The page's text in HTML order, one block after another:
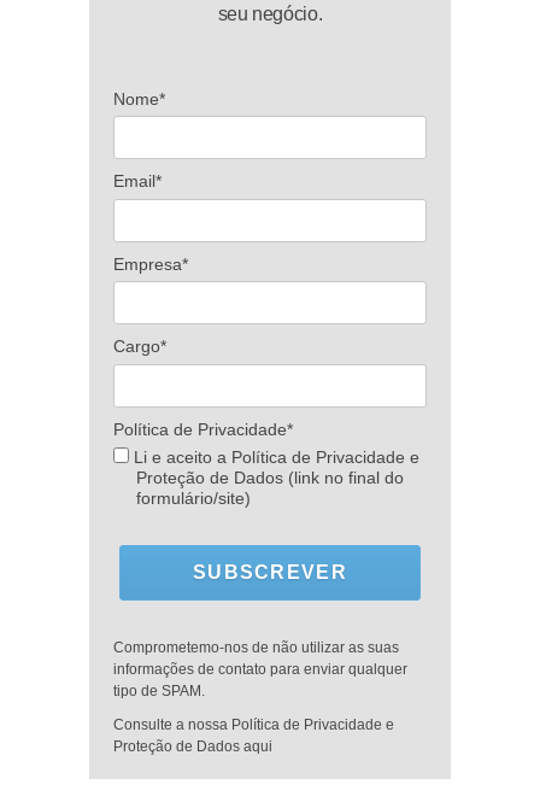
seu negócio.
Nome*
Email*
Empresa*
Cargo*
Política de Privacidade*
Li e aceito a Política de Privacidade e
Proteção de Dados (link no final do
formulário/site)
SUBSCREVER
Comprometemo-nos de não utilizar as suas
informações de contato para enviar qualquer
tipo de SPAM.
Consulte a nossa Política de Privacidade e
Proteção de Dados aqui